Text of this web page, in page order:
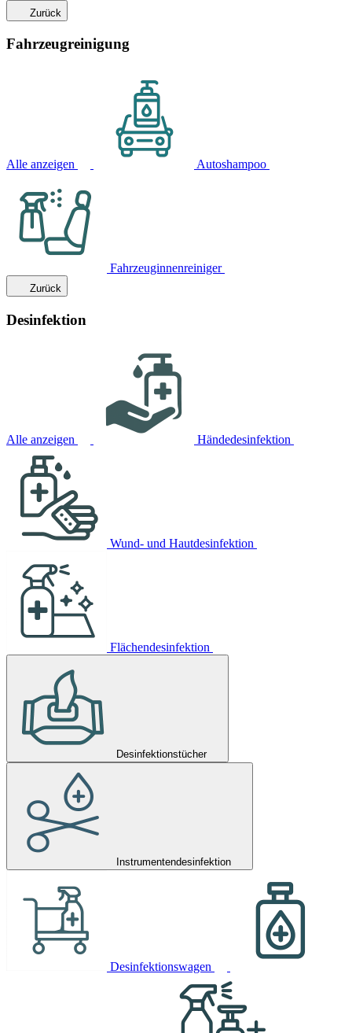
Zurück
Fahrzeugreinigung
Alle anzeigen Autoshampoo
Fahrzeuginnenreiniger
Zurück
Desinfektion
Alle anzeigen Händedesinfektion
Wund- und Hautdesinfektion
Flächendesinfektion
Desinfektionstücher
Instrumentendesinfektion
Desinfektionswagen